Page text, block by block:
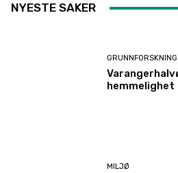
NYESTE SAKER
GRUNNFORSKNING
hemmelighet
MILJØ